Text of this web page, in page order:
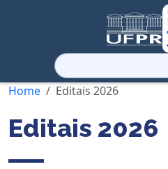
Pesquisar
por:
Home
Editais 2026
Editais 2026